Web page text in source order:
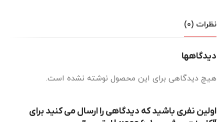
نظرات (0)
دیدگاهها
هیچ دیدگاهی برای این محصول نوشته نشده است.
اولین نفری باشید که دیدگاهی را ارسال می کنید برای